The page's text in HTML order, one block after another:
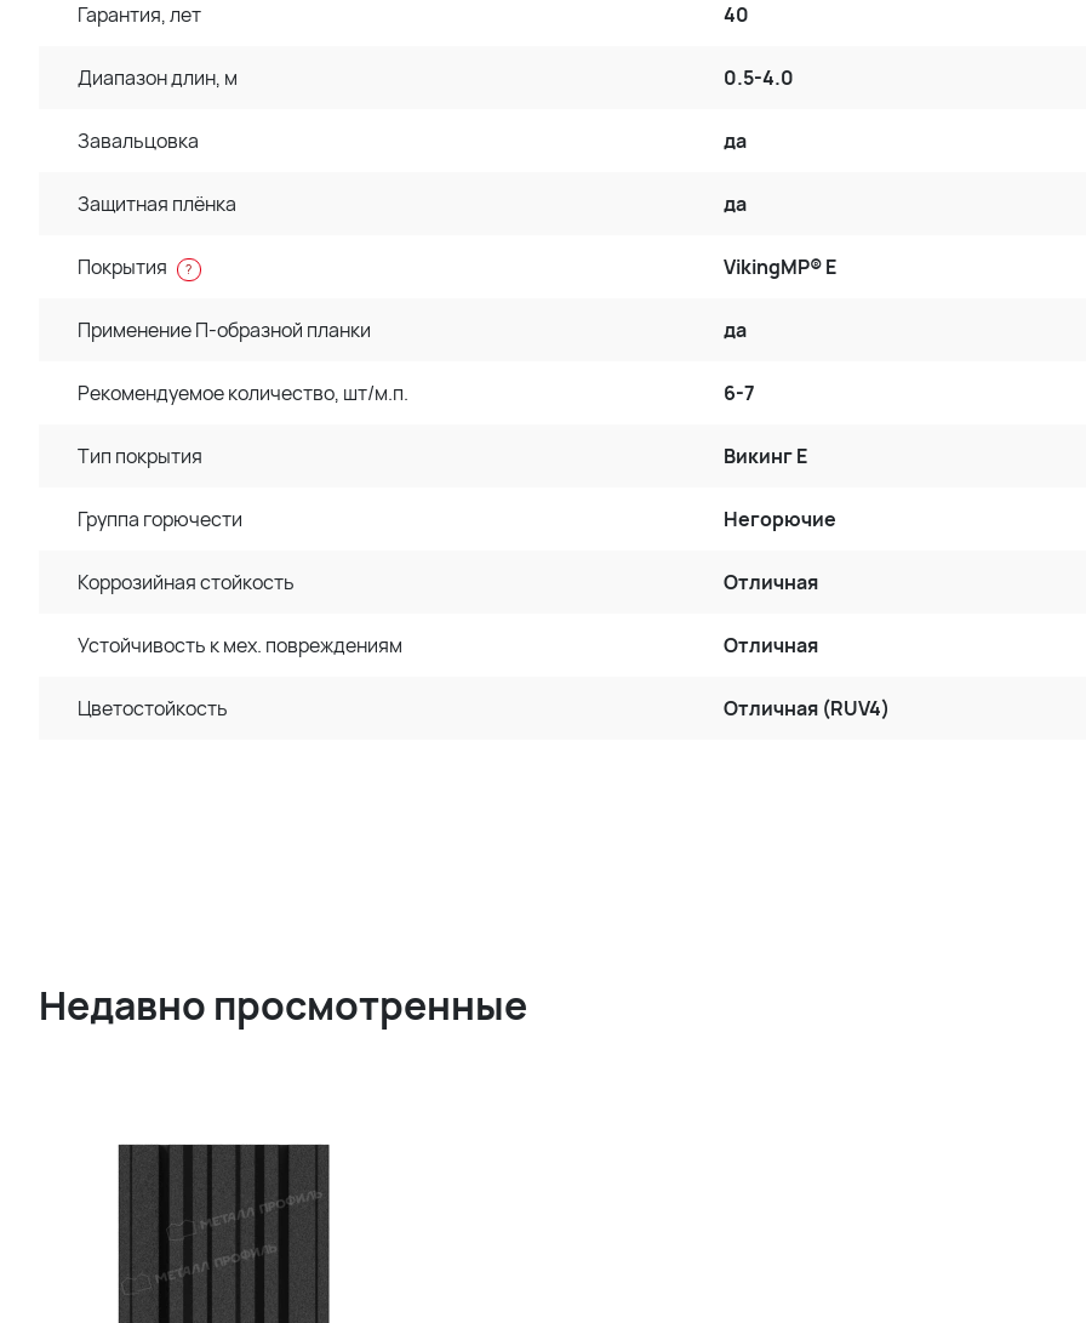
Гарантия, лет 40
Диапазон длин, м 0.5-4.0
Завальцовка да
Защитная плёнка да
Покрытия ? VikingMP® E
Применение П-образной планки да
Рекомендуемое количество, шт/м.п. 6-7
Тип покрытия Викинг Е
Группа горючести Негорючие
Коррозийная стойкость Отличная
Устойчивость к мех. повреждениям Отличная
Цветостойкость Отличная (RUV4)
Недавно просмотренные